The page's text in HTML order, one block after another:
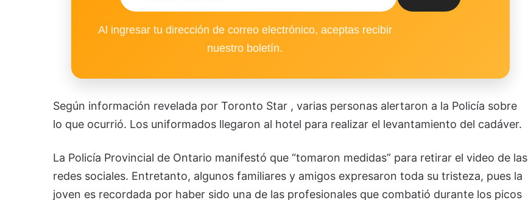
Al ingresar tu dirección de correo electrónico, aceptas recibir
nuestro boletín.
Según información revelada por Toronto Star , varias personas alertaron a la Policía sobre
lo que ocurrió. Los uniformados llegaron al hotel para realizar el levantamiento del cadáver.
La Policía Provincial de Ontario manifestó que “tomaron medidas” para retirar el video de las
redes sociales. Entretanto, algunos familiares y amigos expresaron toda su tristeza, pues la
joven es recordada por haber sido una de las profesionales que combatió durante los picos